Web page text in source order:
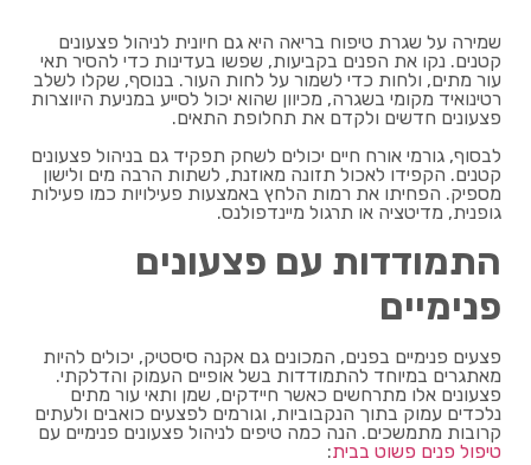
שמירה על שגרת טיפוח בריאה היא גם חיונית לניהול פצעונים
קטנים. נקו את הפנים בקביעות, שפשו בעדינות כדי להסיר תאי
עור מתים, ולחות כדי לשמור על לחות העור. בנוסף, שקלו לשלב
רטינואיד מקומי בשגרה, מכיוון שהוא יכול לסייע במניעת היווצרות
פצעונים חדשים ולקדם את תחלופת התאים.
לבסוף, גורמי אורח חיים יכולים לשחק תפקיד גם בניהול פצעונים
קטנים. הקפידו לאכול תזונה מאוזנת, לשתות הרבה מים ולישון
מספיק. הפחיתו את רמות הלחץ באמצעות פעילויות כמו פעילות
גופנית, מדיטציה או תרגול מיינדפולנס.
התמודדות עם פצעונים
פנימיים
פצעים פנימיים בפנים, המכונים גם אקנה סיסטיק, יכולים להיות
מאתגרים במיוחד להתמודדות בשל אופיים העמוק והדלקתי.
פצעונים אלו מתרחשים כאשר חיידקים, שמן ותאי עור מתים
נלכדים עמוק בתוך הנקבוביות, וגורמים לפצעים כואבים ולעתים
קרובות מתמשכים. הנה כמה טיפים לניהול פצעונים פנימיים עם
טיפול פנים פשוט בבית: